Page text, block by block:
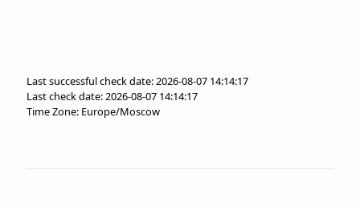
Last successful check date: 2026-08-07 14:14:17
Last check date: 2026-08-07 14:14:17
Time Zone: Europe/Moscow